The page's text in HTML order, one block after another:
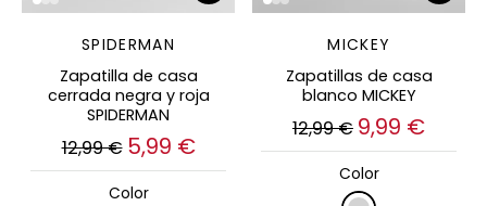
SPIDERMAN
Zapatilla de casa
cerrada negra y roja
SPIDERMAN
12,99 € 5,99 €
Color
MICKEY
Zapatillas de casa
blanco MICKEY
12,99 € 9,99 €
Color